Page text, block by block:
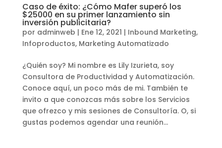
Caso de éxito: ¿Cómo Mafer superó los
$25000 en su primer lanzamiento sin
inversión publicitaria?
por adminweb | Ene 12, 2021 | Inbound Marketing,
Infoproductos, Marketing Automatizado
¿Quién soy? Mi nombre es Lily Izurieta, soy
Consultora de Productividad y Automatización.
Conoce aquí, un poco más de mi. También te
invito a que conozcas más sobre los Servicios
que ofrezco y mis sesiones de Consultoría. O, si
gustas podemos agendar una reunión...